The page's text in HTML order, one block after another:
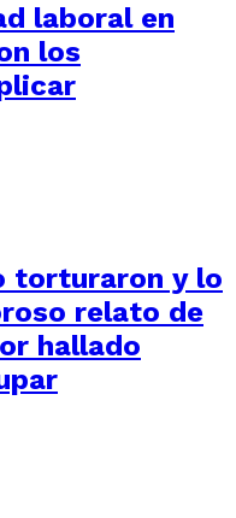
laboral en
los
torturaron y lo
relato de
hallado